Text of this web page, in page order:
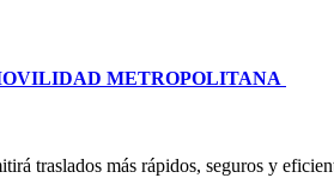
METROPOLITANA
traslados más rápidos, seguros y